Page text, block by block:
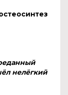
нелёгкий